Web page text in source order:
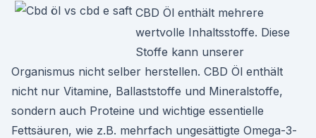
CBD Öl enthält mehrere
wertvolle Inhaltsstoffe. Diese
Stoffe kann unserer
Organismus nicht selber herstellen. CBD Öl enthält
nicht nur Vitamine, Ballaststoffe und Mineralstoffe,
sondern auch Proteine und wichtige essentielle
Fettsäuren, wie z.B. mehrfach ungesättigte Omega-3-